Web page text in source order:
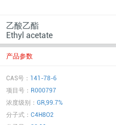
乙酸乙酯
Ethyl acetate
产品参数
CAS号： 141-78-6
项目号： R000797
浓度级别： GR,99.7%
分子式： C4H8O2